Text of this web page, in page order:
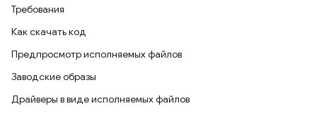
Требования
Как скачать код
Предпросмотр исполняемых файлов
Заводские образы
Драйверы в виде исполняемых файлов